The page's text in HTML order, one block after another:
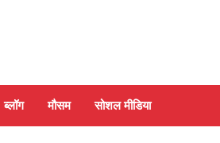
ब्लॉग मौसम सोशल मीडिया